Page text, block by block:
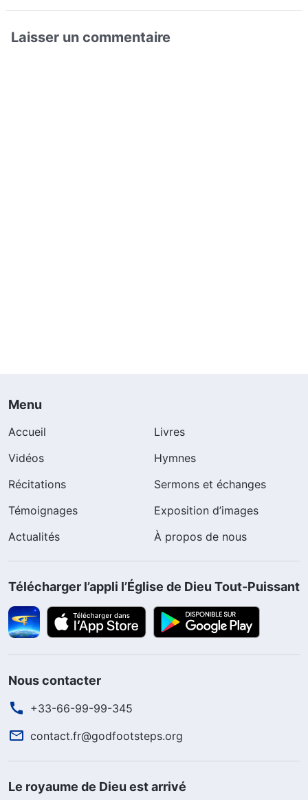
Laisser un commentaire
Menu
Accueil
Livres
Vidéos
Hymnes
Récitations
Sermons et échanges
Témoignages
Exposition d’images
Actualités
À propos de nous
Télécharger l’appli l’Église de Dieu Tout-Puissant
Nous contacter
+33-66-99-99-345
contact.fr@godfootsteps.org
Le royaume de Dieu est arrivé